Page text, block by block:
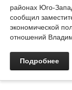
районах Юго-
сообщил
экономической
отношений
Подробнее